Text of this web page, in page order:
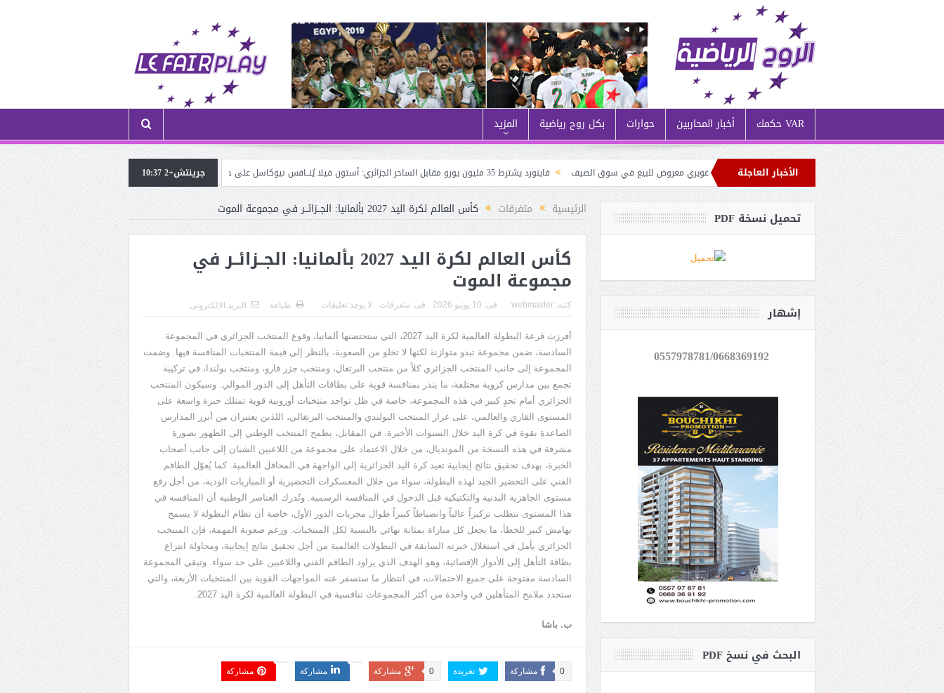
VAR حكمك أخبار المحاربين حوارات بكل روح رياضية المزيد
الأخبار العاجلة
ظل الأزمة المالية التي يُعاني منها نادي مارسيليا: غويري معروض للبيع في سوق الصيف فاينورد يشترط 35 مليون يورو مقابل الساحر الجزائري: أستون فيلا يُنــافس نيوكاسل على حــاج موسى
الموهوب شريڤي هيثم (لاعب ترجي الڤرانين) في ضيافة
تتمسك بالمدرسة الإسبانية: رافائيل بينيتيز أبرز المرشحين لخلافة بيتكوفيتش
جرينتش+2 10:37
الرئيسية متفرقات كأس العالم لكرة اليد 2027 بألمانيا: الجــزائــر في مجموعة الموت
كأس العالم لكرة اليد 2027 بألمانيا: الجــزائــر في
مجموعة الموت
كتبه: webmaster فى: 10 يونيو 2026 فى: متفرقات لا يوجد تعليقات طباعة البريد الالكترونى
أفرزت قرعة البطولة العالمية لكرة اليد 2027، التي ستحتضنها ألمانيا، وقوع المنتخب الجزائري في المجموعة
السادسة، ضمن مجموعة تبدو متوازنة لكنها لا تخلو من الصعوبة، بالنظر إلى قيمة المنتخبات المنافسة فيها. وضمت
المجموعة إلى جانب المنتخب الجزائري كلاً من منتخب البرتغال، ومنتخب جزر فارو، ومنتخب بولندا، في تركيبة
تجمع بين مدارس كروية مختلفة، ما ينذر بمنافسة قوية على بطاقات التأهل إلى الدور الموالي. وسيكون المنتخب
الجزائري أمام تحدٍ كبير في هذه المجموعة، خاصة في ظل تواجد منتخبات أوروبية قوية تمتلك خبرة واسعة على
المستوى القاري والعالمي، على غرار المنتخب البولندي والمنتخب البرتغالي، اللذين يعتبران من أبرز المدارس
الصاعدة بقوة في كرة اليد خلال السنوات الأخيرة. في المقابل، يطمح المنتخب الوطني إلى الظهور بصورة
مشرفة في هذه النسخة من المونديال، من خلال الاعتماد على مجموعة من اللاعبين الشبان إلى جانب أصحاب
الخبرة، بهدف تحقيق نتائج إيجابية تعيد كرة اليد الجزائرية إلى الواجهة في المحافل العالمية. كما يُعوّل الطاقم
الفني على التحضير الجيد لهذه البطولة، سواء من خلال المعسكرات التحضيرية أو المباريات الودية، من أجل رفع
مستوى الجاهزية البدنية والتكتيكية قبل الدخول في المنافسة الرسمية. وتُدرك العناصر الوطنية أن المنافسة في
هذا المستوى تتطلب تركيزاً عالياً وانضباطاً كبيراً طوال مجريات الدور الأول، خاصة أن نظام البطولة لا يسمح
بهامش كبير للخطأ، ما يجعل كل مباراة بمثابة نهائي بالنسبة لكل المنتخبات. ورغم صعوبة المهمة، فإن المنتخب
الجزائري يأمل في استغلال خبرته السابقة في البطولات العالمية من أجل تحقيق نتائج إيجابية، ومحاولة انتزاع
بطاقة التأهل إلى الأدوار الإقصائية، وهو الهدف الذي يراود الطاقم الفني واللاعبين على حد سواء. وتبقى المجموعة
السادسة مفتوحة على جميع الاحتمالات، في انتظار ما ستسفر عنه المواجهات القوية بين المنتخبات الأربعة، والتي
ستحدد ملامح المتأهلين في واحدة من أكثر المجموعات تنافسية في البطولة العالمية لكرة اليد 2027
ب. باشا
مشاركة 0 تغريدة مشاركة 0 مشاركة مشاركة
تحميل نسخة PDF
إشهار
0557978781/0668369192
parking sous sol de 3 étages...
البحث في نسخ PDF